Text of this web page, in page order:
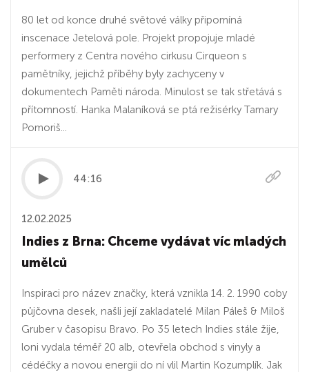
80 let od konce druhé světové války připomíná
inscenace Jetelová pole. Projekt propojuje mladé
performery z Centra nového cirkusu Cirqueon s
pamětníky, jejichž příběhy byly zachyceny v
dokumentech Paměti národa. Minulost se tak střetává s
přítomností. Hanka Malaníková se ptá režisérky Tamary
Pomoriš...
44:16
12.02.2025
Indies z Brna: Chceme vydávat víc mladých
umělců
Inspiraci pro název značky, která vznikla 14. 2. 1990 coby
půjčovna desek, našli její zakladatelé Milan Páleš & Miloš
Gruber v časopisu Bravo. Po 35 letech Indies stále žije,
loni vydala téměř 20 alb, otevřela obchod s vinyly a
cédéčky a novou energii do ní vlil Martin Kozumplík. Jak